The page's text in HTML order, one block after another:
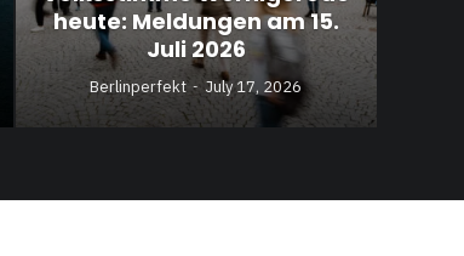
heute: Meldungen am 15.
Juli 2026
Berlinperfekt July 17, 2026